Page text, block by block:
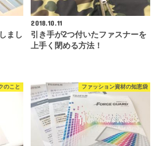
まし
2018.10.11
引き手が2つ付いたファスナーを
上手く閉める方法！
のこと ファッション資材の知恵袋